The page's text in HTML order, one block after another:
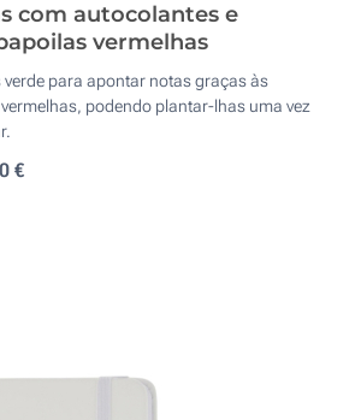
com autocolantes e
vermelhas
verde para apontar notas graças às
podendo plantar-lhas uma vez
€